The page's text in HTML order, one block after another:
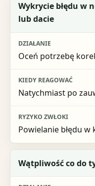
Wykrycie błędu w
lub dacie
Oceń potrzebę
Natychmiast po
Powielanie błędu
Wątpliwość co do